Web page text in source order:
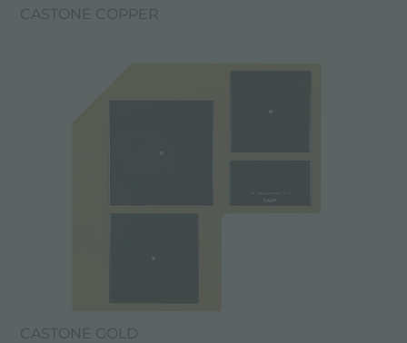
CASTONE COPPER
CASTONE GOLD